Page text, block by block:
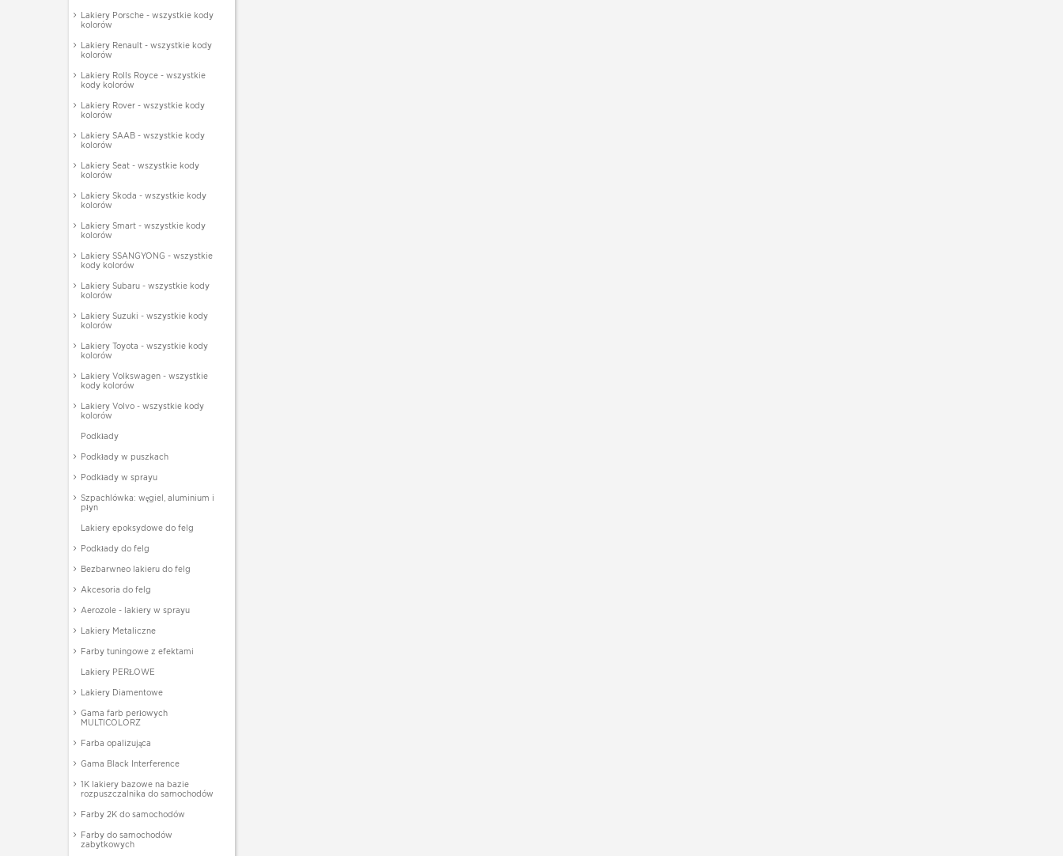
Lakiery Porsche - wszystkie kody
kolorów
Lakiery Renault - wszystkie kody
kolorów
Lakiery Rolls Royce - wszystkie
kody kolorów
Lakiery Rover - wszystkie kody
kolorów
Lakiery SAAB - wszystkie kody
kolorów
Lakiery Seat - wszystkie kody
kolorów
Lakiery Skoda - wszystkie kody
kolorów
Lakiery Smart - wszystkie kody
kolorów
Lakiery SSANGYONG - wszystkie
kody kolorów
Lakiery Subaru - wszystkie kody
kolorów
Lakiery Suzuki - wszystkie kody
kolorów
Lakiery Toyota - wszystkie kody
kolorów
Lakiery Volkswagen - wszystkie
kody kolorów
Lakiery Volvo - wszystkie kody
kolorów
Podkłady
Podkłady w puszkach
Podkłady w sprayu
Szpachlówka: węgiel, aluminium i
płyn
Lakiery epoksydowe do felg
Podkłady do felg
Bezbarwneo lakieru do felg
Akcesoria do felg
Aerozole - lakiery w sprayu
Lakiery Metaliczne
Farby tuningowe z efektami
Lakiery PERŁOWE
Lakiery Diamentowe
Gama farb perłowych
MULTICOLORZ
Farba opalizująca
Gama Black Interference
1K lakiery bazowe na bazie
rozpuszczalnika do samochodów
Farby 2K do samochodów
Farby do samochodów
zabytkowych